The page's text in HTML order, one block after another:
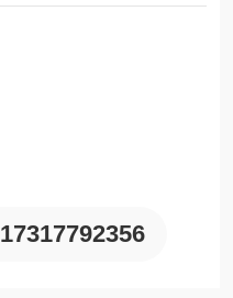
17317792356